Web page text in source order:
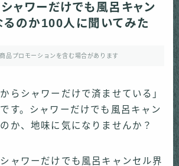
シャワーだけでも風呂キャン
のか100人に聞いてみた
品プロモーションを含む場合があります
らシャワーだけで済ませている」
す。シャワーだけでも風呂キャン
か、地味に気になりませんか？
ャワーだけでも風呂キャンセル界